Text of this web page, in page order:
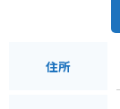
住所